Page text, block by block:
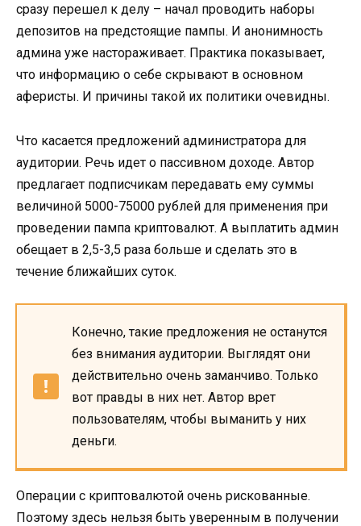
сразу перешел к делу – начал проводить наборы
депозитов на предстоящие пампы. И анонимность
админа уже настораживает. Практика показывает,
что информацию о себе скрывают в основном
аферисты. И причины такой их политики очевидны.
Что касается предложений администратора для
аудитории. Речь идет о пассивном доходе. Автор
предлагает подписчикам передавать ему суммы
величиной 5000-75000 рублей для применения при
проведении пампа криптовалют. А выплатить админ
обещает в 2,5-3,5 раза больше и сделать это в
течение ближайших суток.
Конечно, такие предложения не останутся
без внимания аудитории. Выглядят они
действительно очень заманчиво. Только
вот правды в них нет. Автор врет
пользователям, чтобы выманить у них
деньги.
Операции с криптовалютой очень рискованные.
Поэтому здесь нельзя быть уверенным в получении